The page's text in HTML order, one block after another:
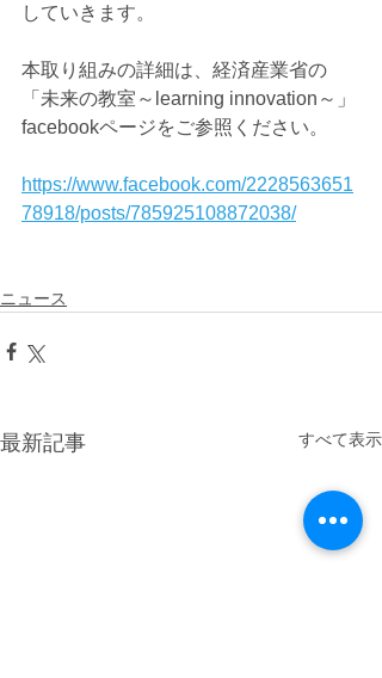
していきます。
本取り組みの詳細は、経済産業省の
「未来の教室～learning innovation～」
facebookページをご参照ください。
https://www.facebook.com/2228563651
78918/posts/785925108872038/
ニュース
最新記事 すべて表示